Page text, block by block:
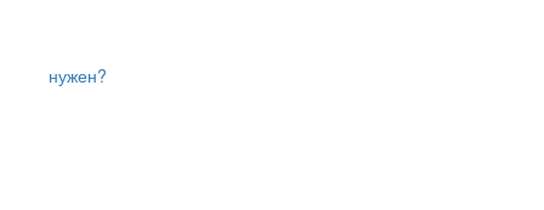
нужен?